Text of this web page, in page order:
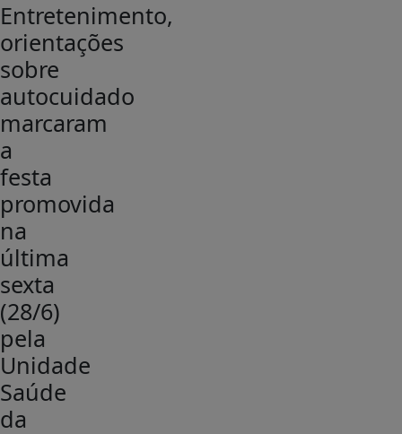
Entretenimento,
orientações
sobre
autocuidado
marcaram
a
festa
promovida
na
última
sexta
(28/6)
pela
Unidade
Saúde
da